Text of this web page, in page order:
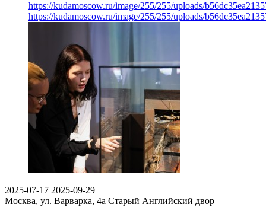
https://kudamoscow.ru/image/255/255/uploads/
https://kudamoscow.ru/image/255/255/uploads/
2025-07-17 2025-09-29
Москва, ул. Варварка, 4а Старый Английский двор